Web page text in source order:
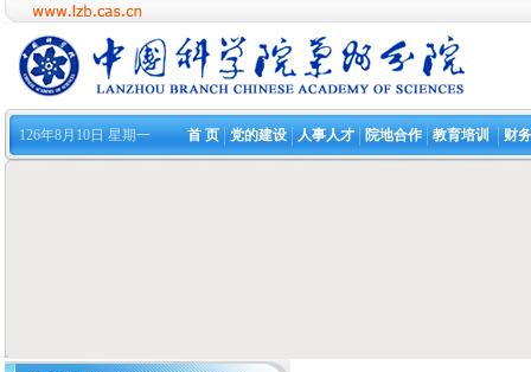
126年8月10日 星期一 首 页 党的建设 人事人才 院地合作 教育培训 财